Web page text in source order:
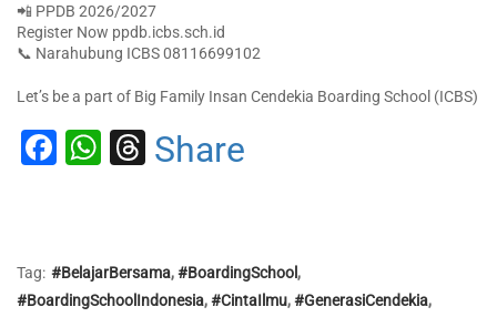
📲 PPDB 2026/2027
Register Now ppdb.icbs.sch.id
📞 Narahubung ICBS 08116699102
Let’s be a part of Big Family Insan Cendekia Boarding School (ICBS)
Facebook
WhatsApp
Threads
Share
Tag: #BelajarBersama,#BoardingSchool,
#BoardingSchoolIndonesia,#CintaIlmu,#GenerasiCendekia,